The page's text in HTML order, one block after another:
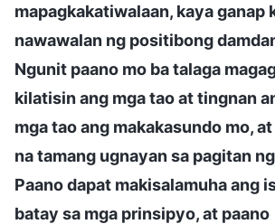
mapagkakatiwalaan, kaya ganap
nawawalan ng positibong
Ngunit paano mo ba talaga
kilatisin ang mga tao at tingnan
mga tao ang makakasundo mo,
na tamang ugnayan sa pagitan
Paano dapat makisalamuha ang
batay sa mga prinsipyo, at paano